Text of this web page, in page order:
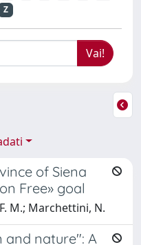
Z
of Siena
Free» goal
M.; Marchettini, N.
and nature": A